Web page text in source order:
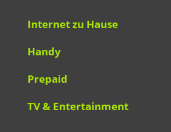
Internet zu Hause
Handy
Prepaid
TV & Entertainment